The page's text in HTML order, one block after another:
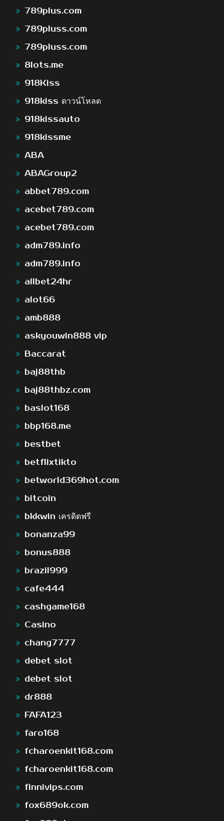
789plus.com
789pluss.com
789pluss.com
8lots.me
918Kiss
918kiss ดาวน์โหลด
918kissauto
918kissme
ABA
ABAGroup2
abbet789.com
acebet789.com
acebet789.com
adm789.info
adm789.info
allbet24hr
alot66
amb888
askyouwin888 vip
Baccarat
baj88thb
baj88thbz.com
baslot168
bbp168.me
bestbet
betflixtikto
betworld369hot.com
bitcoin
bkkwin เครดิตฟรี
bonanza99
bonus888
brazil999
cafe444
cashgame168
Casino
chang7777
debet slot
debet slot
dr888
FAFA123
faro168
fcharoenkit168.com
fcharoenkit168.com
finnivips.com
fox689ok.com